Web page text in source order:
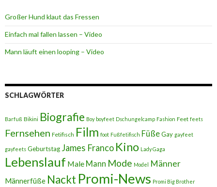
Großer Hund klaut das Fressen
Einfach mal fallen lassen – Video
Mann läuft einen looping – Video
SCHLAGWÖRTER
Barfuß Bikini Biografie Boy boyfeet Dschungelcamp Fashion Feet feets
Fernsehen Fetifisch Film foot Fußfetifisch FüßeGay gayfeet
gayfeets Geburtstag James Franco Kino Lady Gaga
Lebenslauf Male Mann Mode Model Männer
Männerfüße Nackt Promi-News Promi Big Brother